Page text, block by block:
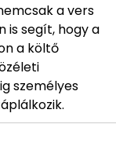
a vers
is segít, hogy a
a költő
személyes